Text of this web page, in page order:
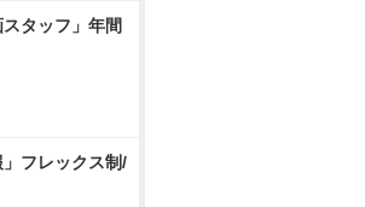
タッフ」年間
フレックス制/